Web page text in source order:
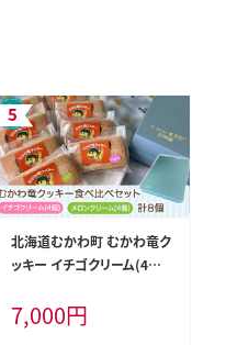
北海道むかわ町 むかわ竜ク
ッキー イチゴクリーム(4個)
食べ比べセット MKWQ003
7,000円